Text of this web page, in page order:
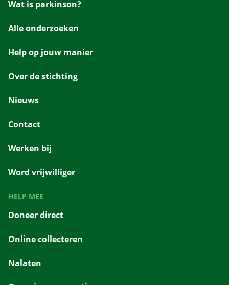
Wat is parkinson?
Alle onderzoeken
Help op jouw manier
Over de stichting
Nieuws
Contact
Werken bij
Word vrijwilliger
HELP MEE
Doneer direct
Online collecteren
Nalaten